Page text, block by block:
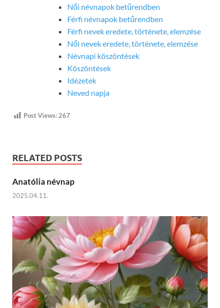
Női névnapok betűrendben
Férfi névnapok betűrendben
Férfi nevek eredete, története, elemzése
Női nevek eredete, története, elemzése
Névnapi köszöntések
Köszöntések
Idézetek
Neved napja
Post Views: 267
RELATED POSTS
Anatólia névnap
2025.04.11.